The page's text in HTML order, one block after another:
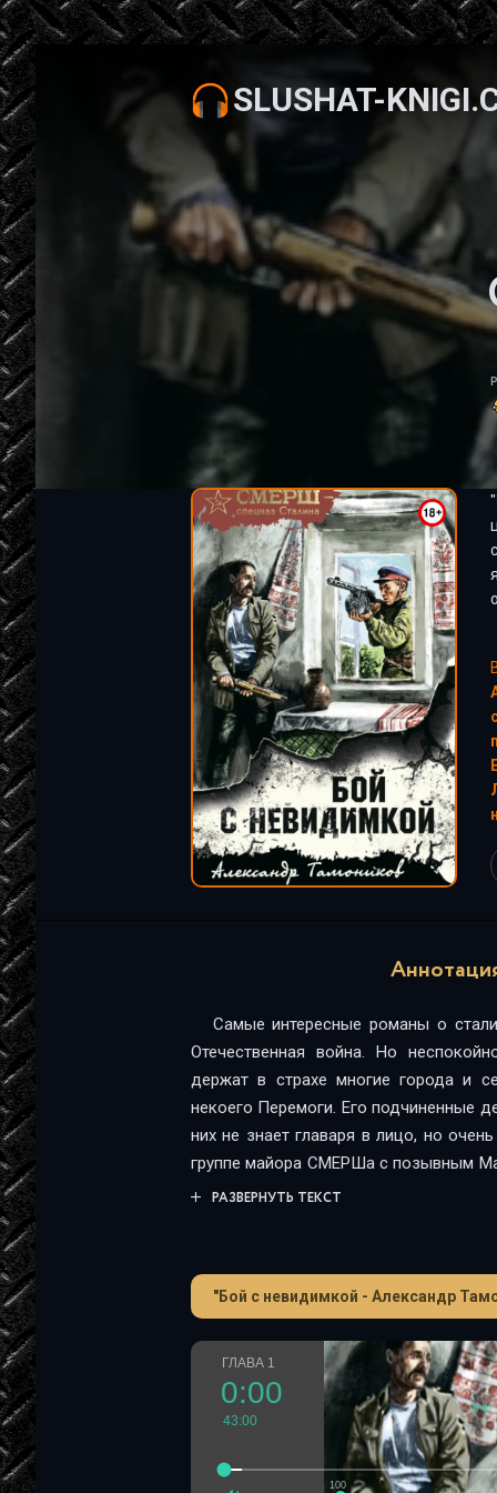
SLUSHAT-
"
Самые интересные романы о
Отечественная война. Но
держат в страхе многие города и
некоего Перемоги. Его подчиненные
них не знает главаря в лицо, но
группе майора СМЕРШа с позывным
по уничтожению банды, не
войны, оно состояло из
Армии. СМЕРШа боялись все – и
Враг знал: если на его след напали
суда не избежать. Романы серии
увлекательный динамичный сюжет и
простым и понятным языком.
РАЗВЕРНУТЬ ТЕКСТ
"Бой с невидимкой - Александр
ГЛАВА 1
100
0:00
43:00